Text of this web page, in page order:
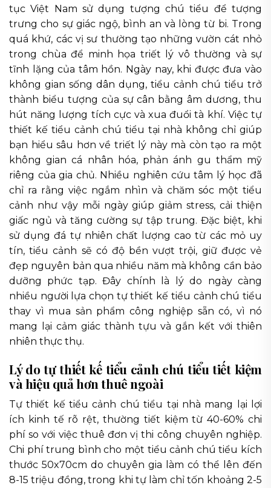
tục Việt Nam sử dụng tượng chú tiểu để tượng
trưng cho sự giác ngộ, bình an và lòng từ bi. Trong
quá khứ, các vị sư thường tạo những vườn cát nhỏ
trong chùa để minh họa triết lý vô thường và sự
tĩnh lặng của tâm hồn. Ngày nay, khi được đưa vào
không gian sống dân dụng, tiểu cảnh chú tiểu trở
thành biểu tượng của sự cân bằng âm dương, thu
hút năng lượng tích cực và xua đuổi tà khí. Việc tự
thiết kế tiểu cảnh chú tiểu tại nhà không chỉ giúp
bạn hiểu sâu hơn về triết lý này mà còn tạo ra một
không gian cá nhân hóa, phản ánh gu thẩm mỹ
riêng của gia chủ. Nhiều nghiên cứu tâm lý học đã
chỉ ra rằng việc ngắm nhìn và chăm sóc một tiểu
cảnh như vậy mỗi ngày giúp giảm stress, cải thiện
giấc ngủ và tăng cường sự tập trung. Đặc biệt, khi
sử dụng đá tự nhiên chất lượng cao từ các mỏ uy
tín, tiểu cảnh sẽ có độ bền vượt trội, giữ được vẻ
đẹp nguyên bản qua nhiều năm mà không cần bảo
dưỡng phức tạp. Đây chính là lý do ngày càng
nhiều người lựa chọn tự thiết kế tiểu cảnh chú tiểu
thay vì mua sản phẩm công nghiệp sẵn có, vì nó
mang lại cảm giác thành tựu và gắn kết với thiên
nhiên thực thụ.
Lý do tự thiết kế tiểu cảnh chú tiểu tiết kiệm
và hiệu quả hơn thuê ngoài
Tự thiết kế tiểu cảnh chú tiểu tại nhà mang lại lợi
ích kinh tế rõ rệt, thường tiết kiệm từ 40-60% chi
phí so với việc thuê đơn vị thi công chuyên nghiệp.
Chi phí trung bình cho một tiểu cảnh chú tiểu kích
thước 50x70cm do chuyên gia làm có thể lên đến
8-15 triệu đồng, trong khi tự làm chỉ tốn khoảng 2-5